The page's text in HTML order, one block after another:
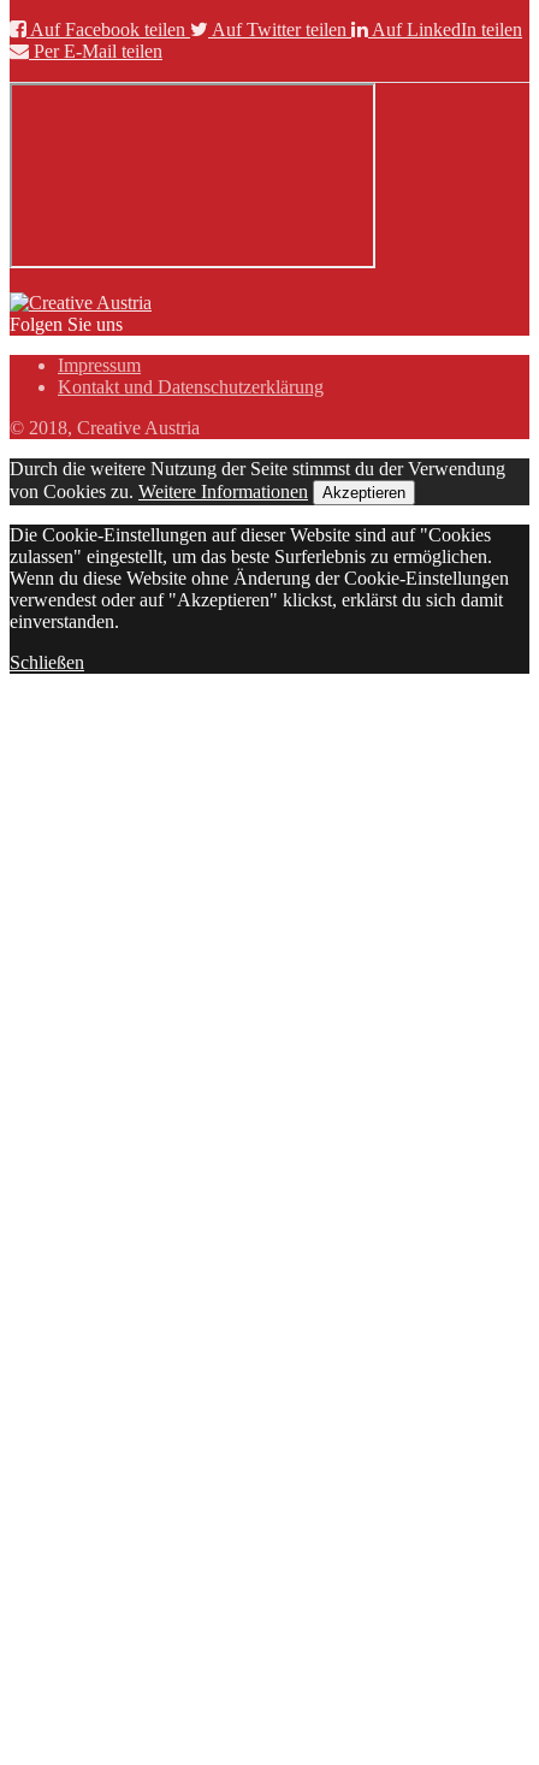
Auf Facebook teilen
Auf Twitter teilen
Auf LinkedIn teilen
Per E-Mail teilen
Folgen Sie uns
Impressum
Kontakt und Datenschutzerklärung
© 2018, Creative Austria
Durch die weitere Nutzung der Seite stimmst du der Verwendung
von Cookies zu. Weitere Informationen Akzeptieren
Die Cookie-Einstellungen auf dieser Website sind auf "Cookies
zulassen" eingestellt, um das beste Surferlebnis zu ermöglichen.
Wenn du diese Website ohne Änderung der Cookie-Einstellungen
verwendest oder auf "Akzeptieren" klickst, erklärst du sich damit
einverstanden.
Schließen